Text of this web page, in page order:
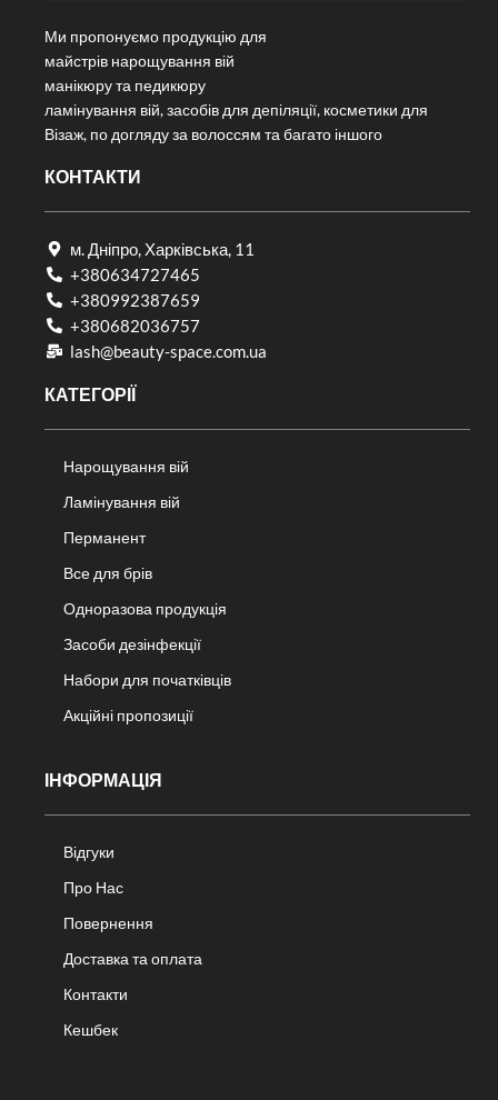
Ми пропонуємо продукцію для
майстрів нарощування вій
манікюру та педикюру
ламінування вій, засобів для депіляції, косметики для
Візаж, по догляду за волоссям та багато іншого
КОНТАКТИ
м. Дніпро, Харківська, 11
+380634727465
+380992387659
+380682036757​
lash@beauty-space.com.ua
КАТЕГОРІЇ
Нарощування вій
Ламінування вій
Перманент
Все для брів
Одноразова продукція
Засоби дезінфекції
Набори для початківців
Акційні пропозиції
ІНФОРМАЦІЯ
Відгуки
Про Нас
Повернення
Доставка та оплата
Контакти
Кешбек